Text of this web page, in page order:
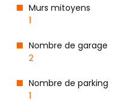
Murs mitoyens
1
Nombre de garage
2
Nombre de parking
1